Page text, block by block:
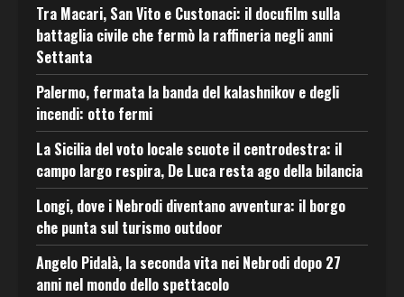
Tra Macari, San Vito e Custonaci: il docufilm sulla
battaglia civile che fermò la raffineria negli anni
Settanta
Palermo, fermata la banda del kalashnikov e degli
incendi: otto fermi
La Sicilia del voto locale scuote il centrodestra: il
campo largo respira, De Luca resta ago della bilancia
Longi, dove i Nebrodi diventano avventura: il borgo
che punta sul turismo outdoor
Angelo Pidalà, la seconda vita nei Nebrodi dopo 27
anni nel mondo dello spettacolo